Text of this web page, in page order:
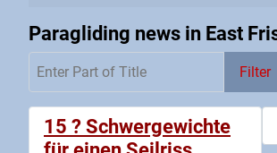
Paragliding news in East
Filter
15 ? Schwergewichte